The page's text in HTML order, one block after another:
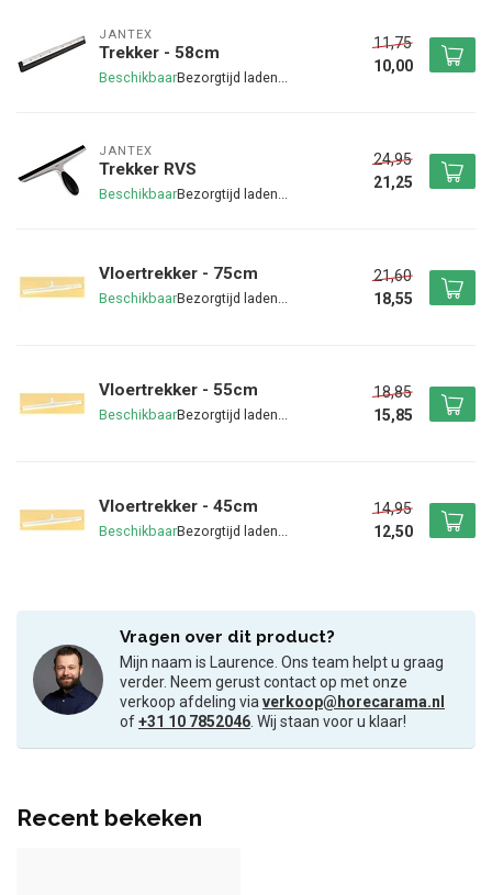
JANTEX
Trekker - 58cm
Beschikbaar
11,75
10,00
JANTEX
Trekker RVS
Beschikbaar
24,95
21,25
Vloertrekker - 75cm
Beschikbaar
21,60
18,55
Vloertrekker - 55cm
Beschikbaar
18,85
15,85
Vloertrekker - 45cm
Beschikbaar
14,95
12,50
Vragen over dit product?
Mijn naam is Laurence. Ons team helpt u graag
verder. Neem gerust contact op met onze
verkoop afdeling viaverkoop@horecarama.nl
of+31 10 7852046. Wij staan voor u klaar!
Recent bekeken